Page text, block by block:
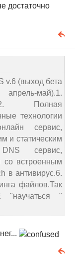
достаточно
v.6 (выход бета
май).1.
Полная
технологии
сервис,
и статическим
сервис,
встроенным
в антивирус.6.
файлов.Так
"